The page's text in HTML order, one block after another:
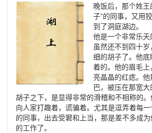
晚饭后，那个姓
子”的同事，又用
到了洞庭湖边。
他是一个非常乐天
虽然还不到四十
细的胡子了。他
着的。他的眉毛上
亮晶晶的红痣。
巴，被压在那宽
胡子之下，是显得非常的滑稽和不相称的
向人家打趣着，谎骗着。尤其是逗弄着每
的同事，出去受窘和上当，那是差不多成
的工作了。